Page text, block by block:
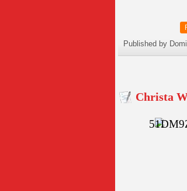
Published by
Christa